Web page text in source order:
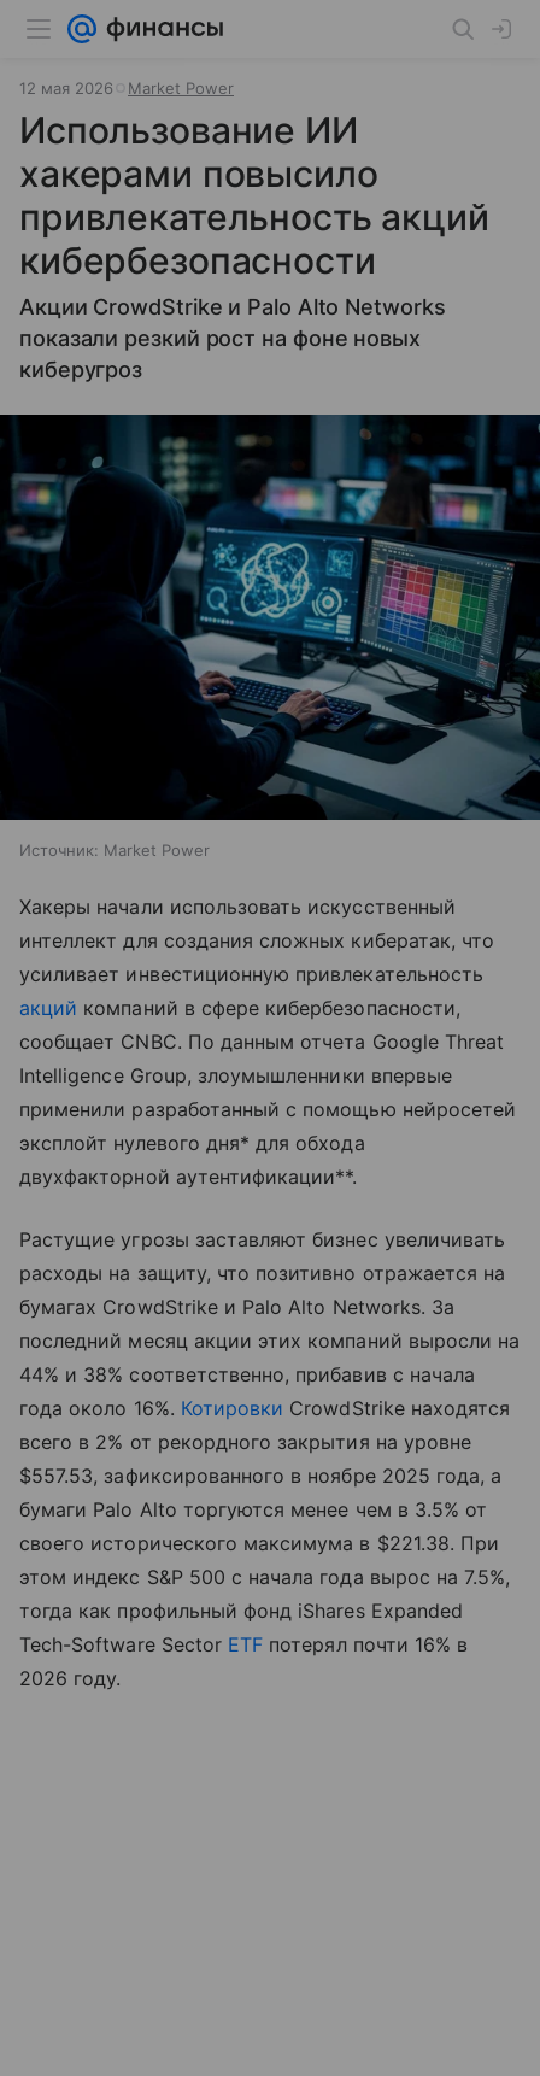
12 мая 2026 Market Power
Использование ИИ
хакерами повысило
привлекательность акций
кибербезопасности
Акции CrowdStrike и Palo Alto Networks
показали резкий рост на фоне новых
киберугроз
Источник: Market Power
Хакеры начали использовать искусственный
интеллект для создания сложных кибератак, что
усиливает инвестиционную привлекательность
акций компаний в сфере кибербезопасности,
сообщает CNBC. По данным отчета Google Threat
Intelligence Group, злоумышленники впервые
применили разработанный с помощью нейросетей
эксплойт нулевого дня* для обхода
двухфакторной аутентификации**.
Растущие угрозы заставляют бизнес увеличивать
расходы на защиту, что позитивно отражается на
бумагах CrowdStrike и Palo Alto Networks. За
последний месяц акции этих компаний выросли на
44% и 38% соответственно, прибавив с начала
года около 16%. Котировки CrowdStrike находятся
всего в 2% от рекордного закрытия на уровне
$557.53, зафиксированного в ноябре 2025 года, а
бумаги Palo Alto торгуются менее чем в 3.5% от
своего исторического максимума в $221.38. При
этом индекс S&P 500 с начала года вырос на 7.5%,
тогда как профильный фонд iShares Expanded
Tech-Software Sector ETF потерял почти 16% в
2026 году.